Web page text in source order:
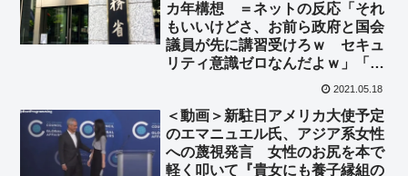
カ年構想 ＝ネットの反応「それ
もいいけどさ、お前ら政府と国会
議員が先に講習受けろｗ セキュ
リティ意識ゼロなんだよｗ」「フ
ィッシングサイトに騙される高齢
2021.05.18
＜動画＞新駐日アメリカ大使予定
のエマニュエル氏、アジア系女性
への蔑視発言 女性のお尻を本で
軽く叩いて『貴女にも養子縁組の